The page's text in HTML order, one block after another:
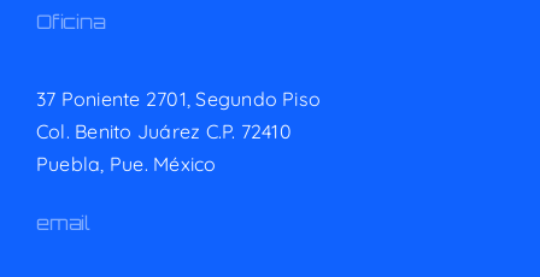
Oficina
37 Poniente 2701, Segundo Piso
Col. Benito Juárez C.P. 72410
Puebla, Pue. México
email